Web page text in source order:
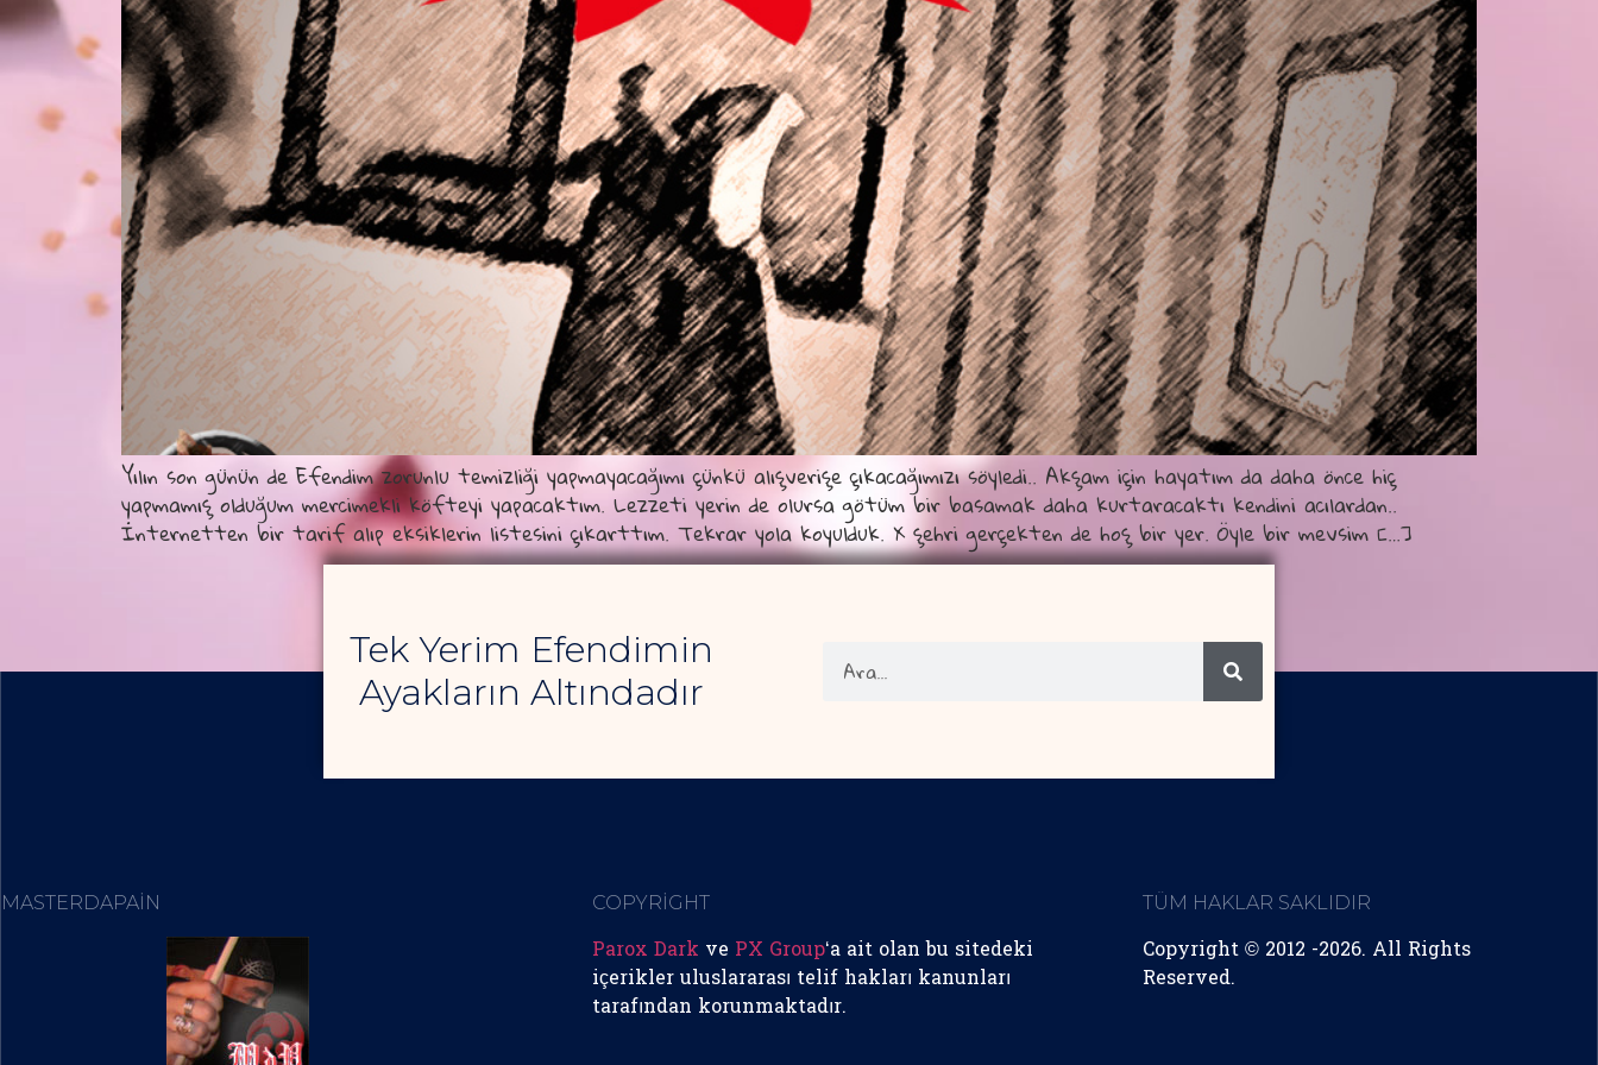
Yılın son günün de Efendim zorunlu temizliği yapmayacağımı çünkü alışverişe çıkacağımızı söyledi.. Akşam için hayatım da daha önce hiç
yapmamış olduğum mercimekli köfteyi yapacaktım. Lezzeti yerin de olursa götüm bir basamak daha kurtaracaktı kendini acılardan..
İnternetten bir tarif alıp eksiklerin listesini çıkarttım. Tekrar yola koyulduk. X şehri gerçekten de hoş bir yer. Öyle bir mevsim […]
Tek Yerim Efendimin
Ayakların Altındadır
MASTERDAPAIN COPYRİGHT
Parox Dark ve PX Group‘a ait olan bu sitedeki
içerikler uluslararası telif hakları kanunları
tarafından korunmaktadır.
TÜM HAKLAR SAKLIDIR
Copyright © 2012 -2026. All Rights
Reserved.